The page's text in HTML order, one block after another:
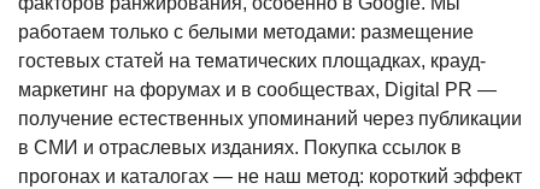
работаем только с белыми методами: размещение
гостевых статей на тематических площадках, крауд-
маркетинг на форумах и в сообществах, Digital PR —
получение естественных упоминаний через публикации
в СМИ и отраслевых изданиях. Покупка ссылок в
прогонах и каталогах — не наш метод: короткий эффект